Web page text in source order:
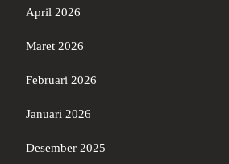
April 2026
Maret 2026
Februari 2026
Januari 2026
Desember 2025